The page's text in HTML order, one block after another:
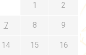
1 2
7 8 9
14 15 16